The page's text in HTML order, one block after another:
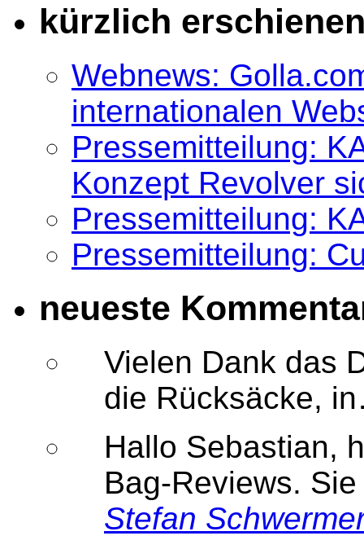
kürzlich
Webnews:
internationalen
Pressemitteilung:
Konzept Revolver
Pressemitteilung:
Pressemitteilung:
neueste
Vielen Dank das
die Rücksäcke,
Hallo Sebastian,
Bag-Reviews.
Stefan